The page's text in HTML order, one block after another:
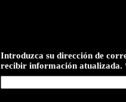
a
r
a
a
Introduzca su dirección de
recibir información atualizada.